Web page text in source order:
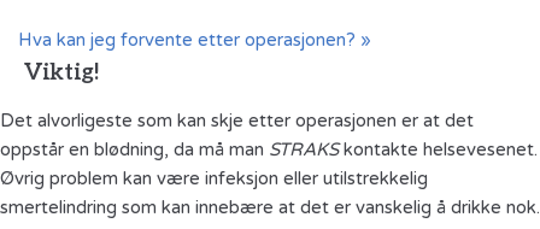
Hva kan jeg forvente etter operasjonen? »
Viktig!
Det alvorligeste som kan skje etter operasjonen er at det
oppstår en blødning, da må man STRAKSkontakte helsevesenet.
Øvrig problem kan være infeksjon eller utilstrekkelig
smertelindring som kan innebære at det er vanskelig å drikke nok.